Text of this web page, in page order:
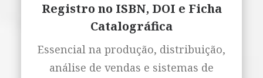
Registro no ISBN, DOI e Ficha
Catalográfica
Essencial na produção, distribuição,
análise de vendas e sistemas de